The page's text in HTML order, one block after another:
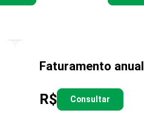
Faturamento anual
R$ Consultar